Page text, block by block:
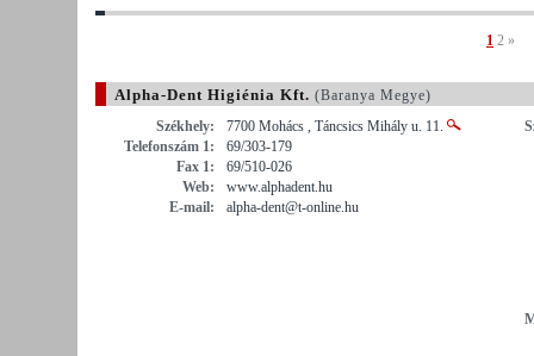
1 2 »
Alpha-Dent Higiénia Kft. (Baranya Megye)
Székhely:
7700 Mohács , Táncsics Mihály u. 11.
Telefonszám 1:
69/303-179
Fax 1:
69/510-026
Web:
www.alphadent.hu
E-mail:
alpha-dent@t-online.hu